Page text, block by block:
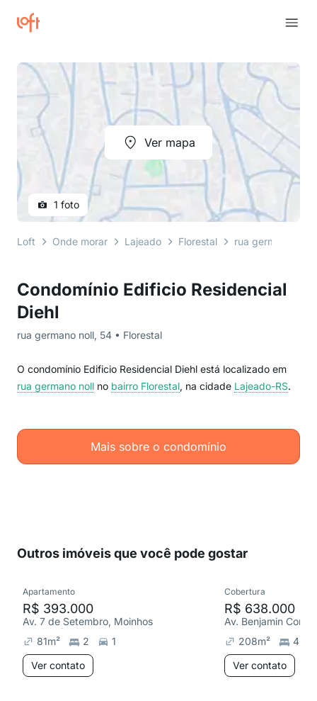
Condomínio Edificio Residencial
Diehl
rua germano noll, 54 • Florestal
O condomínio Edificio Residencial Diehl está localizado em
rua germano noll no bairro Florestal, na cidade Lajeado-RS.
Mais sobre o condomínio
Ver mapa
1 foto
Loft Onde morar Lajeado Florestal rua germano noll
Outros imóveis que você pode gostar
Apartamento
R$ 393.000
Av. 7 de Setembro, Moinhos
81m² 2
1
Ver contato
Cobertura
R$ 638.000
Av. Benjamin
208m²
4
Ver contato